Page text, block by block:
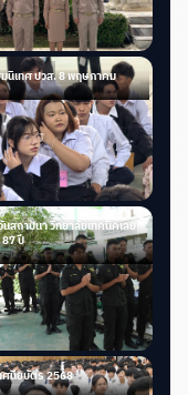
นิเทศ ปวส. 8 พฤษภาคม
สถาปนา วิทยาลัยเทคนิคเลย
ปี
ศนียบัตร 2568